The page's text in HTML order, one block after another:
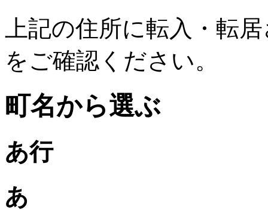
上記の住所に転入・転
をご確認ください。
町名から選ぶ
あ行
あ